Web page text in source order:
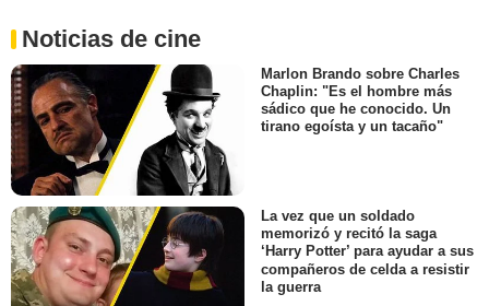
Noticias de cine
Marlon Brando sobre Charles
Chaplin: "Es el hombre más
sádico que he conocido. Un
tirano egoísta y un tacaño"
La vez que un soldado
memorizó y recitó la saga
‘Harry Potter’ para ayudar a sus
compañeros de celda a resistir
la guerra